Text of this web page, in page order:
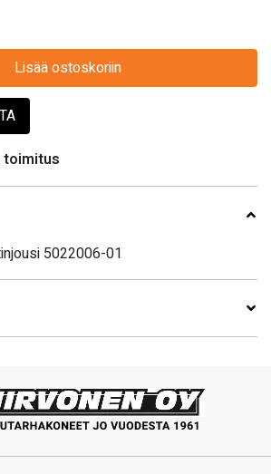
Lisää ostoskoriin
toimitus
5022006-01